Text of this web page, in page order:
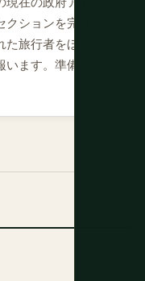
ションを完全に
旅行者をほとん
ます。準備不足